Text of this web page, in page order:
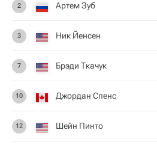
2 Артем Зуб
3 Ник Йенсен
7 Брэди Ткачук
10 Джордан Спенс
12 Шейн Пинто